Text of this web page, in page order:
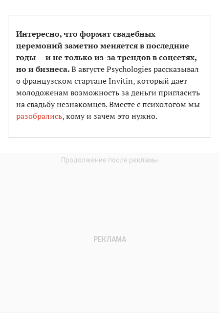
Интересно, что формат свадебных
церемоний заметно меняется в последние
годы — и не только из-за трендов в соцсетях,
но и бизнеса.В августе Psychologies рассказывал
о французском стартапе Invitin, который дает
молодоженам возможность за деньги пригласить
на свадьбу незнакомцев. Вместе с психологом мы
разобрались, кому и зачем это нужно.